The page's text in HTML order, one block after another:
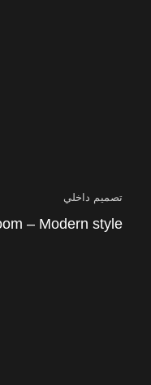
تصميم داخلي
– Modern style